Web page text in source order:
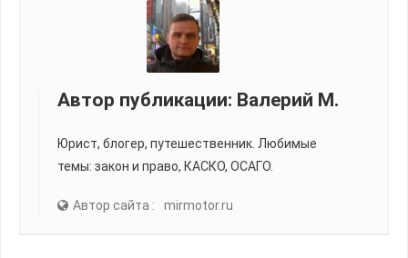
Автор публикации: Валерий М.
Юрист, блогер, путешественник. Любимые
темы: закон и право, КАСКО, ОСАГО.
Автор сайта : mirmotor.ru